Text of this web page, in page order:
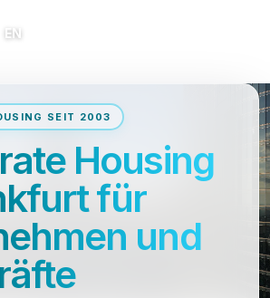
EN
SEIT 2003
Housing
für
und